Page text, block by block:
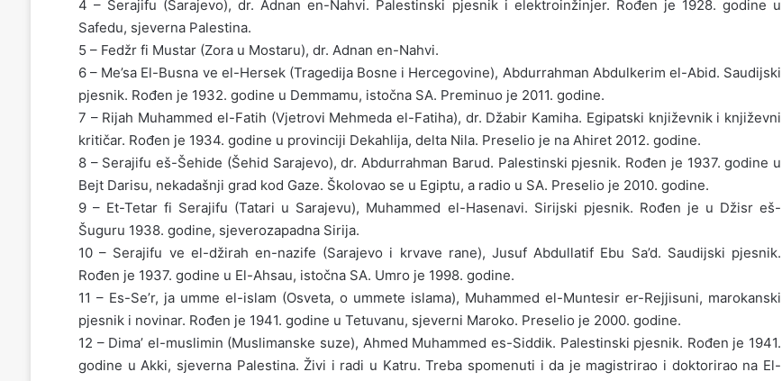
4 – Serajifu (Sarajevo), dr. Adnan en-Nahvi. Palestinski pjesnik i elektroinžinjer. Rođen je 1928. godine u
Safedu, sjeverna Palestina.
5 – Fedžr fi Mustar (Zora u Mostaru), dr. Adnan en-Nahvi.
6 – Me’sa El-Busna ve el-Hersek (Tragedija Bosne i Hercegovine), Abdurrahman Abdulkerim el-Abid. Saudijski
pjesnik. Rođen je 1932. godine u Demmamu, istočna SA. Preminuo je 2011. godine.
7 – Rijah Muhammed el-Fatih (Vjetrovi Mehmeda el-Fatiha), dr. Džabir Kamiha. Egipatski književnik i književni
kritičar. Rođen je 1934. godine u provinciji Dekahlija, delta Nila. Preselio je na Ahiret 2012. godine.
8 – Serajifu eš-Šehide (Šehid Sarajevo), dr. Abdurrahman Barud. Palestinski pjesnik. Rođen je 1937. godine u
Bejt Darisu, nekadašnji grad kod Gaze. Školovao se u Egiptu, a radio u SA. Preselio je 2010. godine.
9 – Et-Tetar fi Serajifu (Tatari u Sarajevu), Muhammed el-Hasenavi. Sirijski pjesnik. Rođen je u Džisr eš-
Šuguru 1938. godine, sjeverozapadna Sirija.
10 – Serajifu ve el-džirah en-nazife (Sarajevo i krvave rane), Jusuf Abdullatif Ebu Sa’d. Saudijski pjesnik.
Rođen je 1937. godine u El-Ahsau, istočna SA. Umro je 1998. godine.
11 – Es-Se’r, ja umme el-islam (Osveta, o ummete islama), Muhammed el-Muntesir er-Rejjisuni, marokanski
pjesnik i novinar. Rođen je 1941. godine u Tetuvanu, sjeverni Maroko. Preselio je 2000. godine.
12 – Dima’ el-muslimin (Muslimanske suze), Ahmed Muhammed es-Siddik. Palestinski pjesnik. Rođen je 1941.
godine u Akki, sjeverna Palestina. Živi i radi u Katru. Treba spomenuti i da je magistrirao i doktorirao na El-